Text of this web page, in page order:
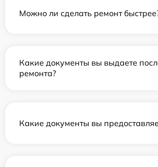
Можно ли сделать ремонт
Какие документы вы выдаете
ремонта?
Какие документы вы